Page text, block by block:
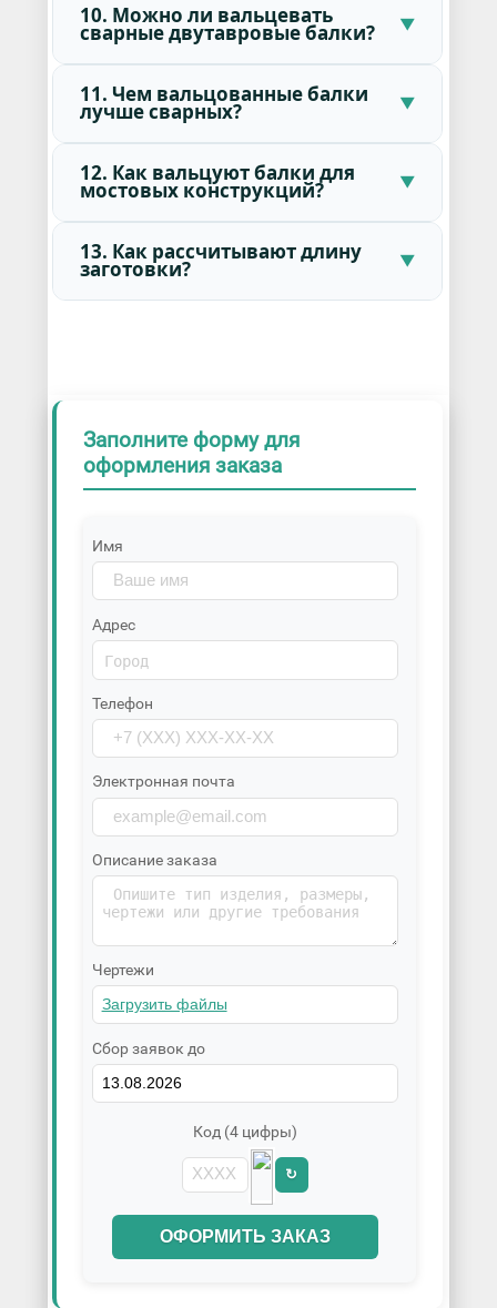
10. Можно ли вальцевать
сварные двутавровые балки?
11. Чем вальцованные балки
лучше сварных?
12. Как вальцуют балки для
мостовых конструкций?
13. Как рассчитывают длину
заготовки?
Заполните форму для
оформления заказа
Имя
Адрес
Телефон
Электронная почта
Описание заказа
Чертежи
Сбор заявок до
Код (4 цифры)
↻
ОФОРМИТЬ ЗАКАЗ